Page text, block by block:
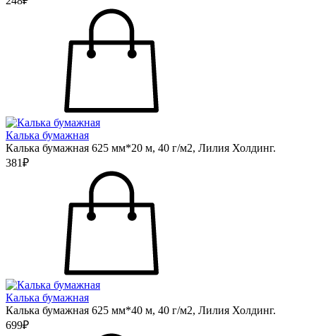
Калька бумажная
Калька бумажная 625 мм*20 м, 40 г/м2, Лилия Холдинг.
381₽
Калька бумажная
Калька бумажная 625 мм*40 м, 40 г/м2, Лилия Холдинг.
699₽